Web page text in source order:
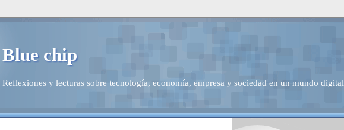
Blue chip
Reflexiones y lecturas sobre tecnología, economía, empresa y sociedad en un mundo digital